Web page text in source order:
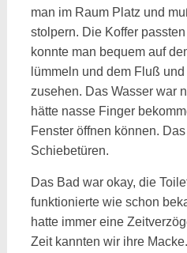
man im Raum Platz und
stolpern. Die Koffer
konnte man bequem auf
lümmeln und dem Fluß
zusehen. Das Wasser war
hätte nasse Finger
Fenster öffnen können.
Schiebetüren.
Das Bad war okay, die
funktionierte wie schon
hatte immer eine
Zeit kannten wir ihre Macke.